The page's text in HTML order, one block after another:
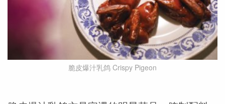
脆皮爆汁乳鸽 Crispy Pigeon